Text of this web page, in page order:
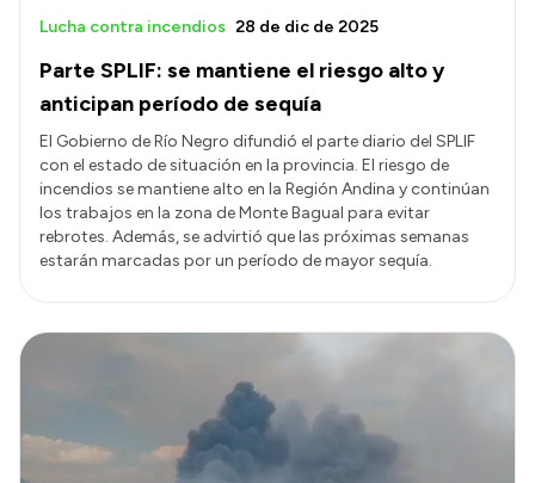
Parte SPLIF: se mantiene el riesgo alto y
anticipan período de sequía
Lucha contra incendios 28 de dic de 2025
El Gobierno de Río Negro difundió el parte diario del SPLIF
con el estado de situación en la provincia. El riesgo de
incendios se mantiene alto en la Región Andina y continúan
los trabajos en la zona de Monte Bagual para evitar
rebrotes. Además, se advirtió que las próximas semanas
estarán marcadas por un período de mayor sequía.